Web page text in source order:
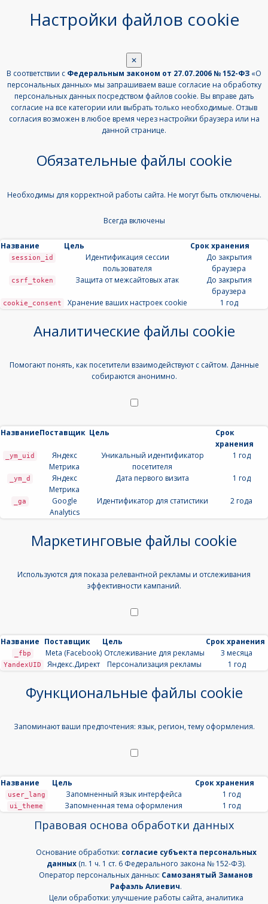
Настройки файлов cookie
✕
В соответствии с Федеральным законом от 27.07.2006 № 152-ФЗ «О
персональных данных» мы запрашиваем ваше согласие на обработку
персональных данных посредством файлов cookie. Вы вправе дать
согласие на все категории или выбрать только необходимые. Отзыв
согласия возможен в любое время через настройки браузера или на
данной странице.
Обязательные файлы cookie
Необходимы для корректной работы сайта. Не могут быть отключены.
Всегда включены
Название Цель Срок хранения
session_id
Идентификация сессии
пользователя
До закрытия
браузера
csrf_token Защита от межсайтовых атак
До закрытия
браузера
cookie_consent Хранение ваших настроек cookie 1 год
Аналитические файлы cookie
Помогают понять, как посетители взаимодействуют с сайтом. Данные
собираются анонимно.
НазваниеПоставщик Цель
Срок
хранения
_ym_uid
Яндекс
Метрика
Уникальный идентификатор
посетителя
1 год
_ym_d
Яндекс
Метрика
Дата первого визита 1 год
_ga
Google
Analytics
Идентификатор для статистики 2 года
Маркетинговые файлы cookie
Используются для показа релевантной рекламы и отслеживания
эффективности кампаний.
Название Поставщик Цель Срок хранения
_fbp Meta (Facebook) Отслеживание для рекламы 3 месяца
YandexUID Яндекс.Директ Персонализация рекламы 1 год
Функциональные файлы cookie
Запоминают ваши предпочтения: язык, регион, тему оформления.
Название Цель Срок хранения
user_lang Запомненный язык интерфейса 1 год
ui_theme Запомненная тема оформления 1 год
Правовая основа обработки данных
Основание обработки: согласие субъекта персональных
данных(п. 1 ч. 1 ст. 6 Федерального закона № 152-ФЗ).
Оператор персональных данных: Самозанятый Заманов
Рафаэль Алиевич.
Цели обработки: улучшение работы сайта, аналитика